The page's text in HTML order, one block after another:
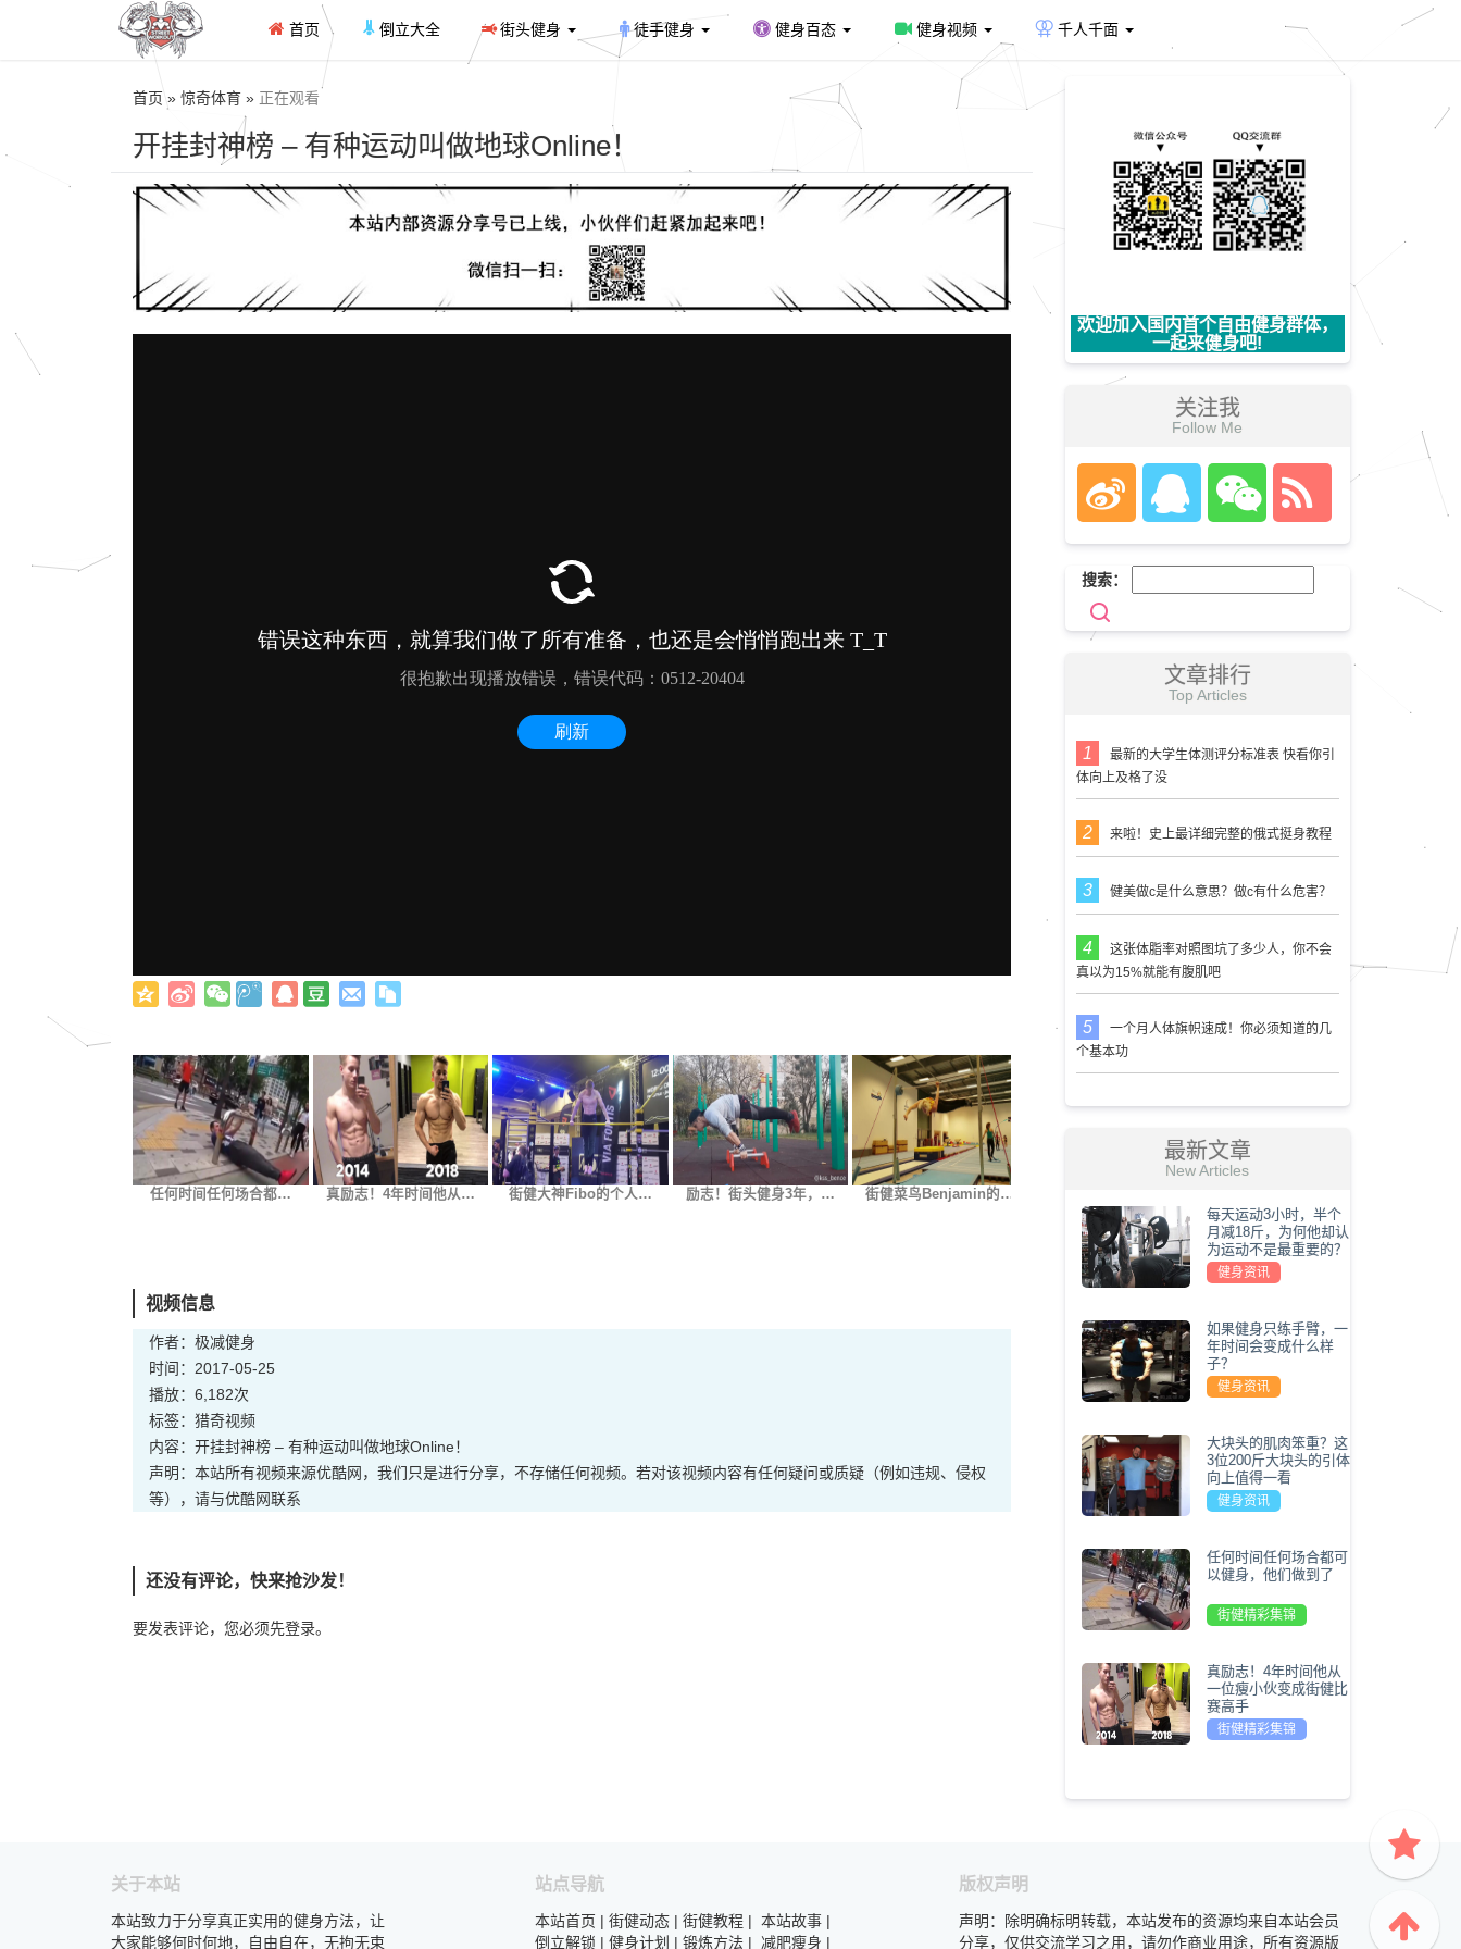
首页 倒立大全 街头健身 徒手健身 健身百态 健身视频 千人千面
首页 » 惊奇体育 » 正在观看
开挂封神榜 – 有种运动叫做地球Online！
任何时间任何场合都… 真励志！4年时间他从… 街健大神Fibo的个人… 励志！街头健身3年，… 街健菜鸟Benjamin的…
视频信息
作者：极减健身
时间：2017-05-25
播放：6,182次
标签： 猎奇视频
内容：开挂封神榜 – 有种运动叫做地球Online！
声明：本站所有视频来源优酷网，我们只是进行分享，不存储任何视频。若对该视频内容有任何疑问或质疑（例如违规、侵权
等），请与优酷网联系
还没有评论，快来抢沙发！
要发表评论，您必须先登录。
欢迎加入国内首个自由健身群体，
一起来健身吧!
关注我
Follow Me
搜索：
文章排行
Top Articles
最新的大学生体测评分标准表 快看你引
体向上及格了没
来啦！史上最详细完整的俄式挺身教程
健美做c是什么意思？做c有什么危害？
这张体脂率对照图坑了多少人，你不会
真以为15%就能有腹肌吧
一个月人体旗帜速成！你必须知道的几
个基本功
最新文章
New Articles
每天运动3小时，半个
月减18斤，为何他却认
为运动不是最重要的？
健身资讯
如果健身只练手臂，一
年时间会变成什么样
子？
健身资讯
大块头的肌肉笨重？这
3位200斤大块头的引体
向上值得一看
健身资讯
任何时间任何场合都可
以健身，他们做到了
街健精彩集锦
真励志！4年时间他从
一位瘦小伙变成街健比
赛高手
街健精彩集锦
关于本站
本站致力于分享真正实用的健身方法，让
大家能够何时何地，自由自在，无拘无束
站点导航
本站首页 | 街健动态 | 街健教程 | 本站故事 |
倒立解锁 | 健身计划 | 锻炼方法 | 减肥瘦身 |
版权声明
声明：除明确标明转载，本站发布的资源均来自本站会员
分享，仅供交流学习之用，请勿作商业用途，所有资源版